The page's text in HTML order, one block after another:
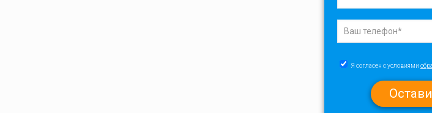
Я согласен с условиями